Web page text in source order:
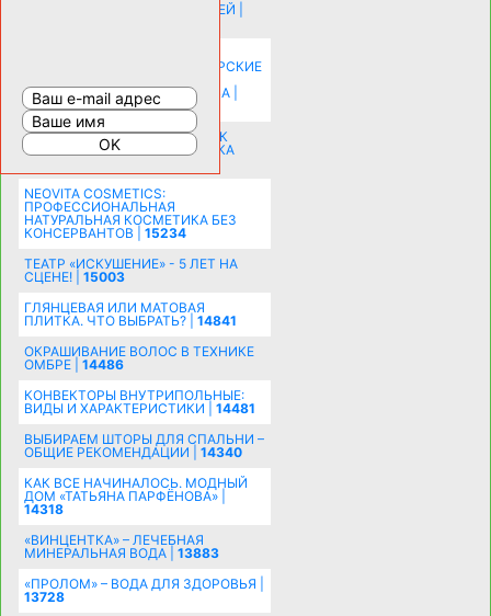
ИСТОРИЯ НАКЛАДНЫХ НОГТЕЙ |
КОМНАТУ: ХИТРЫЕ ДИЗАЙНЕРСКИЕ
РАСШИРЕНИЯ ПРОСТРАНСТВА |
16206
СОБИРАЕМСЯ НА ПРАЗДНИК К
МОЛОДОЖЕНАМ: ПОДГОТОВКА
NEOVITA COSMETICS:
ПРОФЕССИОНАЛЬНАЯ
НАТУРАЛЬНАЯ КОСМЕТИКА БЕЗ
КОНСЕРВАНТОВ | 15234
ТЕАТР «ИСКУШЕНИЕ» - 5 ЛЕТ НА
СЦЕНЕ! | 15003
ГЛЯНЦЕВАЯ ИЛИ МАТОВАЯ
ПЛИТКА. ЧТО ВЫБРАТЬ? | 14841
ОКРАШИВАНИЕ ВОЛОС В ТЕХНИКЕ
ОМБРЕ | 14486
КОНВЕКТОРЫ ВНУТРИПОЛЬНЫЕ:
ВИДЫ И ХАРАКТЕРИСТИКИ | 14481
ВЫБИРАЕМ ШТОРЫ ДЛЯ СПАЛЬНИ –
ОБЩИЕ РЕКОМЕНДАЦИИ | 14340
КАК ВСЕ НАЧИНАЛОСЬ. МОДНЫЙ
ДОМ «ТАТЬЯНА ПАРФЁНОВА» |
14318
«ВИНЦЕНТКА» – ЛЕЧЕБНАЯ
МИНЕРАЛЬНАЯ ВОДА | 13883
«ПРОЛОМ» – ВОДА ДЛЯ ЗДОРОВЬЯ |
13728